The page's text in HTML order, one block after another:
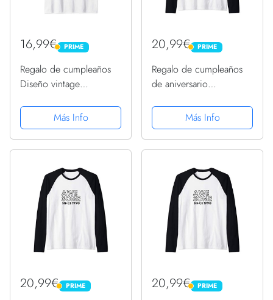
16,99€ PRIME
PRIME
Regalo de cumpleaños
Diseño vintage
1990 Camiseta sin
Mangas
Más Info
20,99€ PRIME
PRIME
Regalo de cumpleaños
de aniversario
1990 Camiseta Manga
Raglan
Más Info
20,99€ PRIME
PRIME 20,99€ PRIME
PRIME